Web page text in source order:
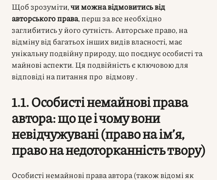
Щоб зрозуміти,чи можна відмовитись від
авторського права, перш за все необхідно
заглибитись у його сутність. Авторське право, на
відміну від багатьох інших видів власності, має
унікальну подвійну природу, що поєднує особисті та
майнові аспекти. Ця подвійність є ключовою для
відповіді на питання про відмову .
1.1. Особисті немайнові права
автора: що це і чому вони
невідчужувані (право на ім’я,
право на недоторканність твору)
Особисті немайнові права автора (також відомі як